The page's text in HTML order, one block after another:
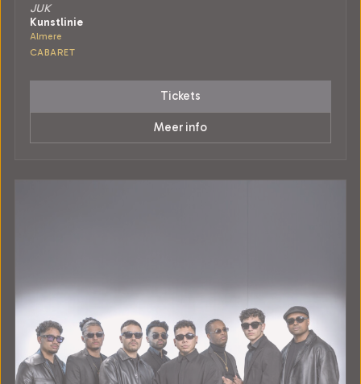
JUK
Kunstlinie
Almere
CABARET
Tickets
Meer info